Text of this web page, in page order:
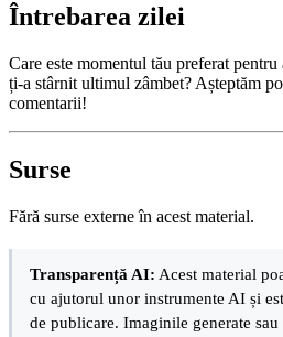
Întrebarea zilei
Care este momentul tău preferat
ți-a stârnit ultimul zâmbet? Așteptăm
comentarii!
Surse
Fără surse externe în acest material.
Transparență AI: Acest material
cu ajutorul unor instrumente AI și
de publicare. Imaginile generate